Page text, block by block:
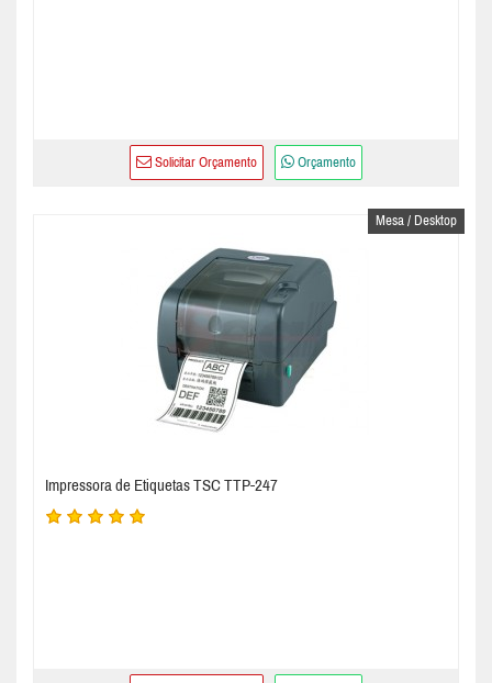
Solicitar Orçamento Orçamento
Mesa / Desktop
Impressora de Etiquetas TSC TTP-247